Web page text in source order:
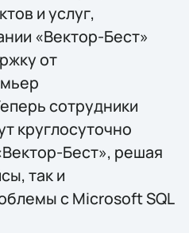
и услуг,
«Вектор-Бест»
от
сотрудники
круглосуточно
Бест», решая
так и
с Microsoft SQL